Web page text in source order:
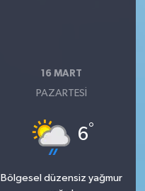
16 MART
PAZARTESI
6°
Bölgesel düzensiz yağmur